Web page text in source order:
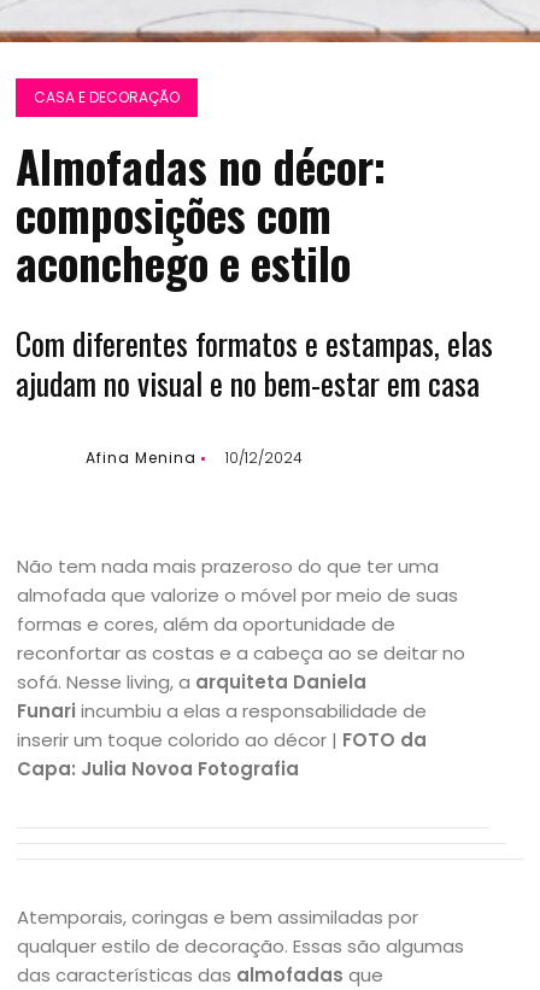
CASA E DECORAÇÃO
Almofadas no décor:
composições com
aconchego e estilo
Com diferentes formatos e estampas, elas
ajudam no visual e no bem-estar em casa
Afina Menina 10/12/2024
Não tem nada mais prazeroso do que ter uma
almofada que valorize o móvel por meio de suas
formas e cores, além da oportunidade de
reconfortar as costas e a cabeça ao se deitar no
sofá. Nesse living, a arquiteta Daniela
Funari incumbiu a elas a responsabilidade de
inserir um toque colorido ao décor | FOTO da
Capa: Julia Novoa Fotografia
Atemporais, coringas e bem assimiladas por
qualquer estilo de decoração. Essas são algumas
das características das almofadas que